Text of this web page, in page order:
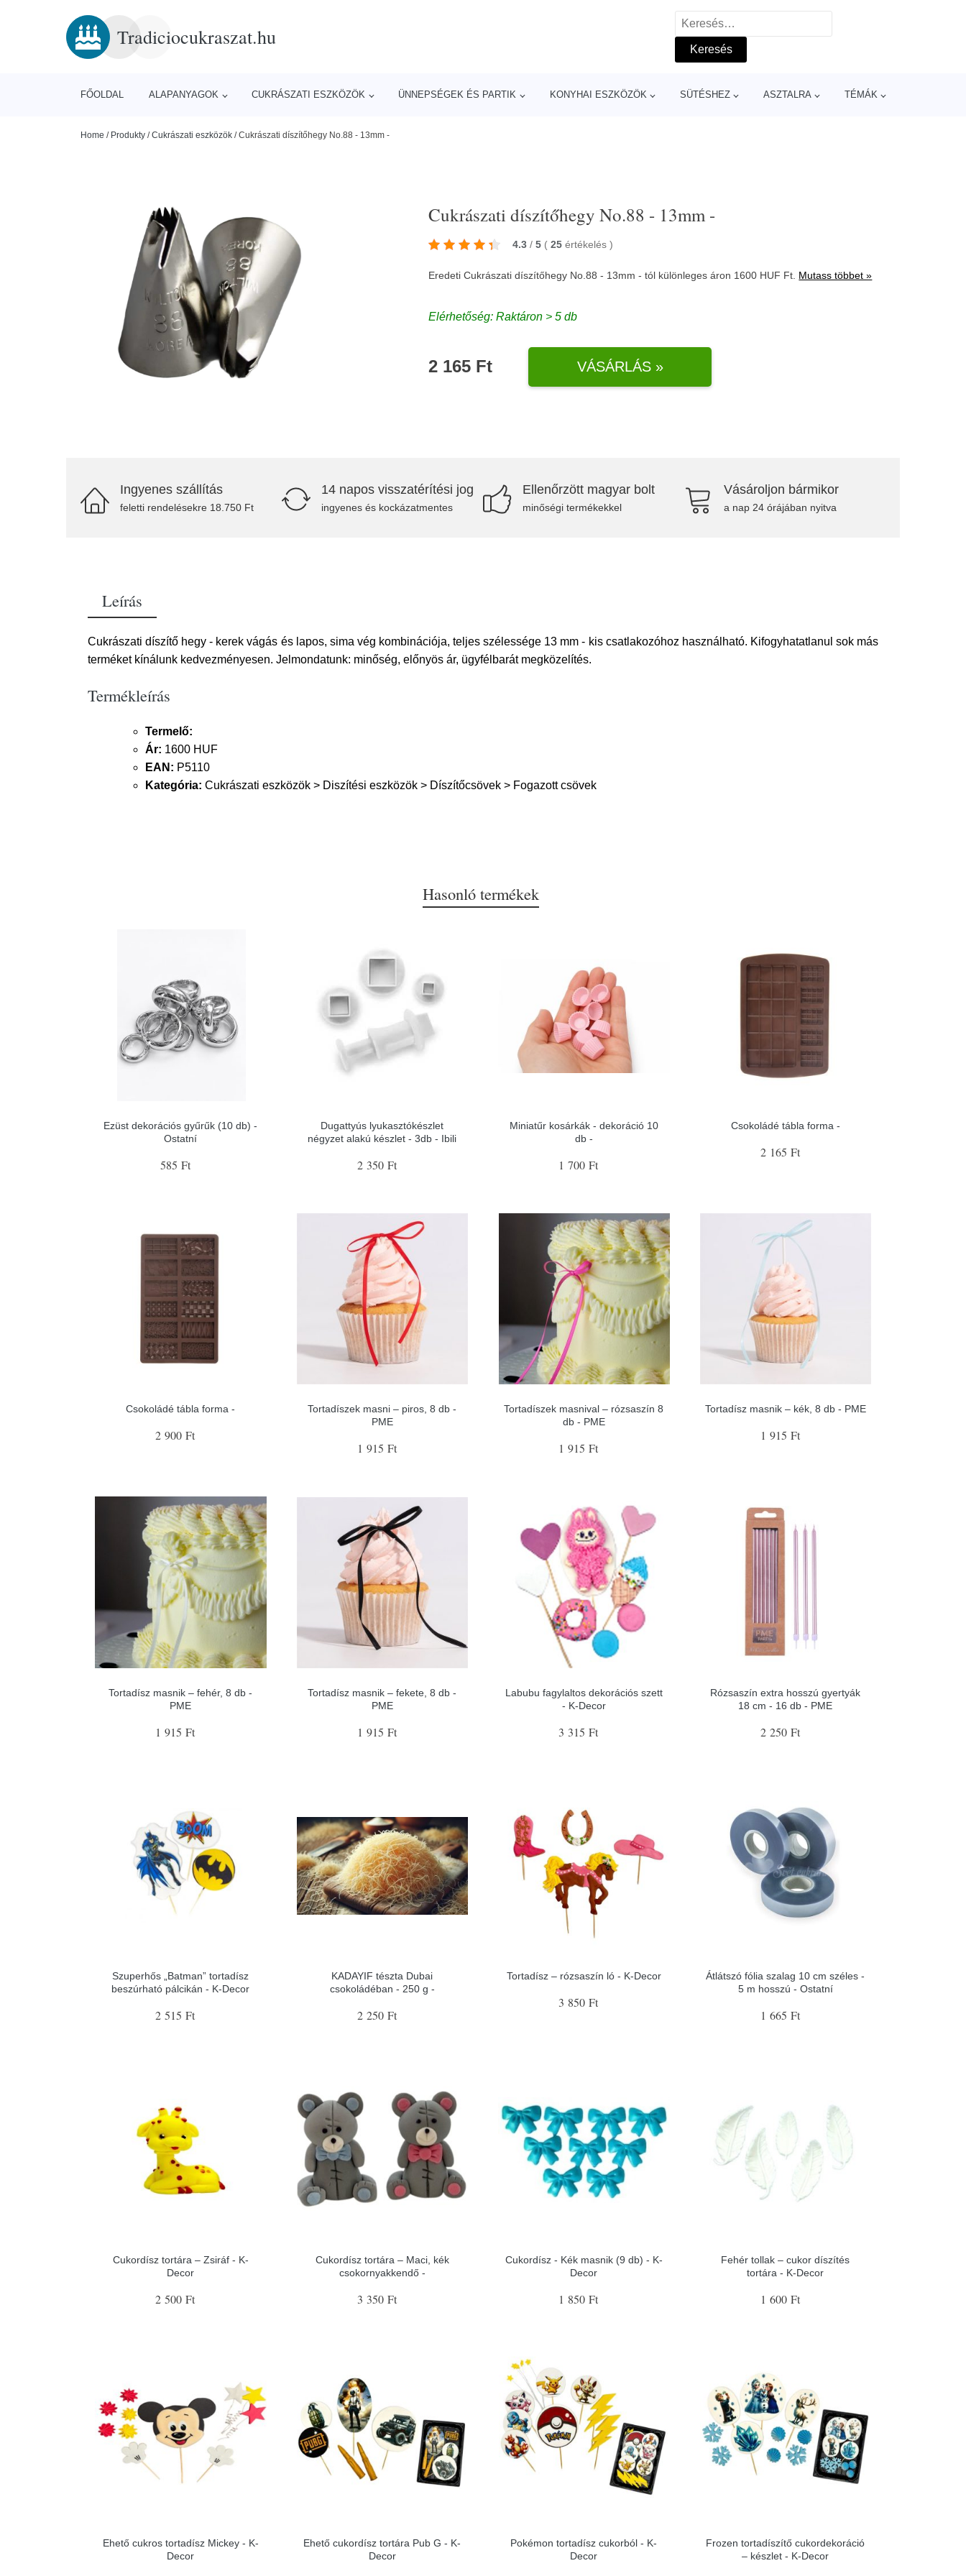
Tradiciocukraszat.hu
Keresés:
FŐOLDAL ALAPANYAGOK CUKRÁSZATI ESZKÖZÖK ÜNNEPSÉGEK ÉS PARTIK KONYHAI ESZKÖZÖK SÜTÉSHEZ ASZTALRA TÉMÁK
Home / Produkty /Cukrászati eszközök /Cukrászati díszítőhegy No.88 - 13mm -
Cukrászati díszítőhegy No.88 - 13mm -
4.3 / 5 ( 25 értékelés)
Eredeti Cukrászati díszítőhegy No.88 - 13mm - tól különleges áron 1600 HUF Ft. Mutass többet »
Elérhetőség: Raktáron > 5 db
2 165 Ft VÁSÁRLÁS »
Ingyenes szállítás
feletti rendelésekre 18.750 Ft
14 napos visszatérítési jog
ingyenes és kockázatmentes
Ellenőrzött magyar bolt
minőségi termékekkel
Vásároljon bármikor
a nap 24 órájában nyitva
Leírás
Cukrászati díszítő hegy - kerek vágás és lapos, sima vég kombinációja, teljes szélessége 13 mm - kis csatlakozóhoz használható. Kifogyhatatlanul sok más
terméket kínálunk kedvezményesen. Jelmondatunk: minőség, előnyös ár, ügyfélbarát megközelítés.
Termékleírás
Termelő:
Ár: 1600 HUF
EAN: P5110
Kategória: Cukrászati eszközök > Diszítési eszközök > Díszítőcsövek > Fogazott csövek
Hasonló termékek
Ezüst dekorációs gyűrűk (10 db) -
Ostatní
585 Ft
Dugattyús lyukasztókészlet
négyzet alakú készlet - 3db - Ibili
2 350 Ft
Miniatűr kosárkák - dekoráció 10
db -
1 700 Ft
Csokoládé tábla forma -
2 165 Ft
Csokoládé tábla forma -
2 900 Ft
Tortadíszek masni – piros, 8 db -
PME
1 915 Ft
Tortadíszek masnival – rózsaszín 8
db - PME
1 915 Ft
Tortadísz masnik – kék, 8 db - PME
1 915 Ft
Tortadísz masnik – fehér, 8 db -
PME
1 915 Ft
Tortadísz masnik – fekete, 8 db -
PME
1 915 Ft
Labubu fagylaltos dekorációs szett
- K-Decor
3 315 Ft
Rózsaszín extra hosszú gyertyák
18 cm - 16 db - PME
2 250 Ft
Szuperhős „Batman” tortadísz
beszúrható pálcikán - K-Decor
2 515 Ft
KADAYIF tészta Dubai
csokoládéban - 250 g -
2 250 Ft
Tortadísz – rózsaszín ló - K-Decor
3 850 Ft
Átlátszó fólia szalag 10 cm széles -
5 m hosszú - Ostatní
1 665 Ft
Cukordísz tortára – Zsiráf - K-
Decor
2 500 Ft
Cukordísz tortára – Maci, kék
csokornyakkendő -
3 350 Ft
Cukordísz - Kék masnik (9 db) - K-
Decor
1 850 Ft
Fehér tollak – cukor díszítés
tortára - K-Decor
1 600 Ft
Ehető cukros tortadísz Mickey - K-
Decor
Ehető cukordísz tortára Pub G - K-
Decor
Pokémon tortadísz cukorból - K-
Decor
Frozen tortadíszítő cukordekoráció
– készlet - K-Decor